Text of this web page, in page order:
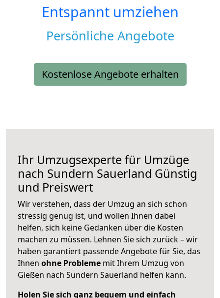
Entspannt umziehen
Persönliche Angebote
Kostenlose Angebote erhalten
Ihr Umzugsexperte für Umzüge
nach Sundern Sauerland Günstig
und Preiswert
Wir verstehen, dass der Umzug an sich schon
stressig genug ist, und wollen Ihnen dabei
helfen, sich keine Gedanken über die Kosten
machen zu müssen. Lehnen Sie sich zurück – wir
haben garantiert passende Angebote für Sie, das
Ihnen ohne Probleme mit Ihrem Umzug von
Gießen nach Sundern Sauerland helfen kann.
Holen Sie sich ganz bequem und einfach